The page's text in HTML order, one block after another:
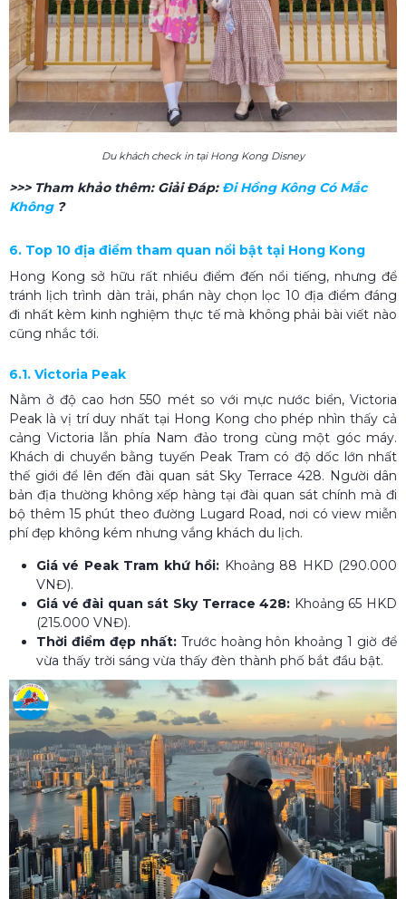
Du khách check in tại Hong Kong Disney
>>> Tham khảo thêm: Giải Đáp: Đi Hồng Kông Có Mắc
Không?
6. Top 10 địa điểm tham quan nổi bật tại Hong Kong
Hong Kong sở hữu rất nhiều điểm đến nổi tiếng, nhưng để
tránh lịch trình dàn trải, phần này chọn lọc 10 địa điểm đáng
đi nhất kèm kinh nghiệm thực tế mà không phải bài viết nào
cũng nhắc tới.
6.1. Victoria Peak
Nằm ở độ cao hơn 550 mét so với mực nước biển, Victoria
Peak là vị trí duy nhất tại Hong Kong cho phép nhìn thấy cả
cảng Victoria lẫn phía Nam đảo trong cùng một góc máy.
Khách di chuyển bằng tuyến Peak Tram có độ dốc lớn nhất
thế giới để lên đến đài quan sát Sky Terrace 428. Người dân
bản địa thường không xếp hàng tại đài quan sát chính mà đi
bộ thêm 15 phút theo đường Lugard Road, nơi có view miễn
phí đẹp không kém nhưng vắng khách du lịch.
Giá vé Peak Tram khứ hồi: Khoảng 88 HKD (290.000
VNĐ).
Giá vé đài quan sát Sky Terrace 428: Khoảng 65 HKD
(215.000 VNĐ).
Thời điểm đẹp nhất: Trước hoàng hôn khoảng 1 giờ để
vừa thấy trời sáng vừa thấy đèn thành phố bắt đầu bật.